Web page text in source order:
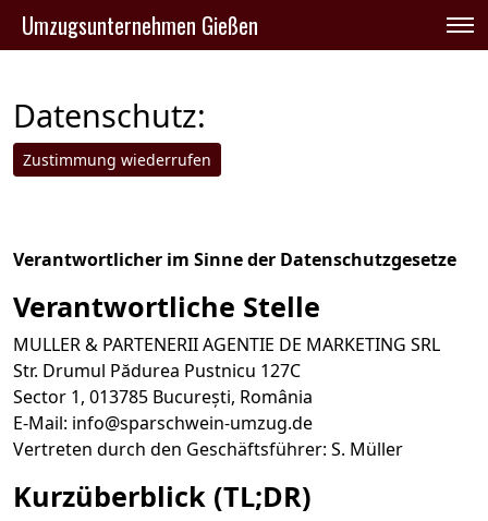
Umzugsunternehmen Gießen
Umzugsunternehmen Gießen Datenschutzerklärung
Datenschutz:
Zustimmung wiederrufen
Verantwortlicher im Sinne der Datenschutzgesetze
Verantwortliche Stelle
MULLER & PARTENERII AGENTIE DE MARKETING SRL
Str. Drumul Pădurea Pustnicu 127C
Sector 1, 013785 București, România
E-Mail: info@sparschwein-umzug.de
Vertreten durch den Geschäftsführer: S. Müller
Kurzüberblick (TL;DR)